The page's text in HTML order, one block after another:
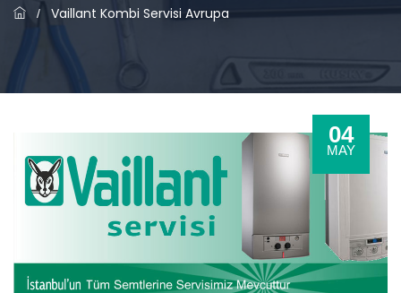
/ Vaillant Kombi Servisi Avrupa
04
MAY